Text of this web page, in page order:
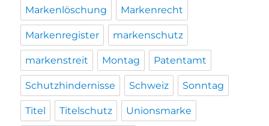
Markenlöschung Markenrecht
Markenregister markenschutz
markenstreit Montag Patentamt
Schutzhindernisse Schweiz Sonntag
Titel Titelschutz Unionsmarke